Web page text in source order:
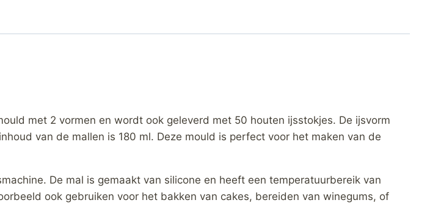
met 2 vormen en wordt ook geleverd met 50 houten ijsstokjes. De ijsvorm
van de mallen is 180 ml. Deze mould is perfect voor het maken van de
De mal is gemaakt van silicone en heeft een temperatuurbereik van
ook gebruiken voor het bakken van cakes, bereiden van winegums, of